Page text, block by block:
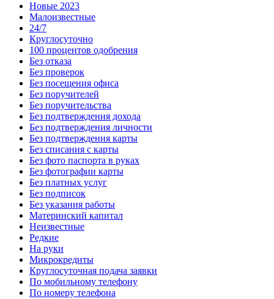
Новые 2023
Малоизвестные
24/7
Круглосуточно
100 процентов одобрения
Без отказа
Без проверок
Без посещения офиса
Без поручителей
Без поручительства
Без подтверждения дохода
Без подтверждения личности
Без подтверждения карты
Без списания с карты
Без фото паспорта в руках
Без фотографии карты
Без платных услуг
Без подписок
Без указания работы
Материнский капитал
Неизвестные
Редкие
На руки
Микрокредиты
Круглосуточная подача заявки
По мобильному телефону
По номеру телефона